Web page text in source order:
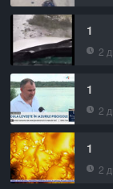
1
2
1
2
1
2